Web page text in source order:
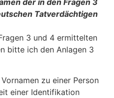
Tatver­dächtigen
3 und 4 ermittelten
bitte ich den Anlagen 3
zu einer Person
einer Iden­tifikation